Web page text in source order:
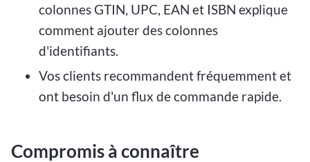
colonnes GTIN, UPC, EAN et ISBN explique
comment ajouter des colonnes
d'identifiants.
Vos clients recommandent fréquemment et
ont besoin d'un flux de commande rapide.
Compromis à connaître